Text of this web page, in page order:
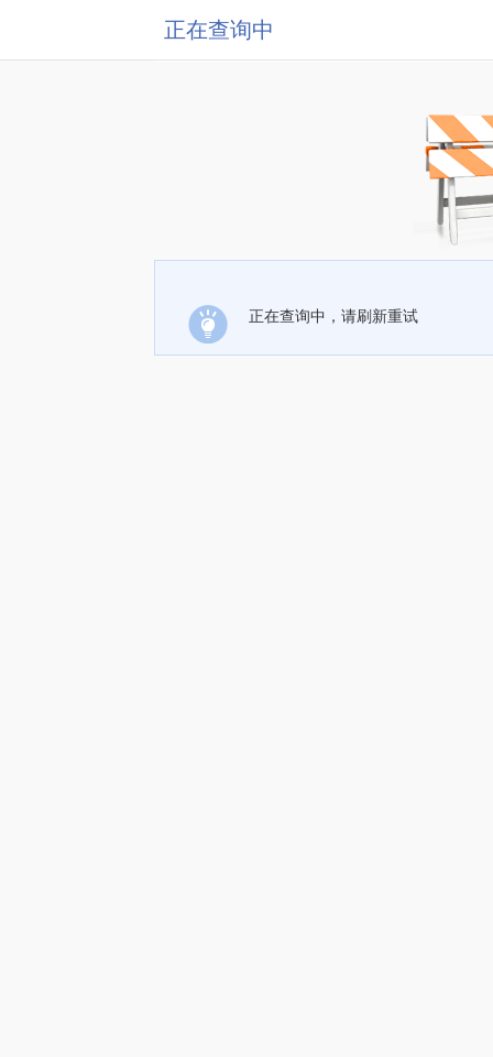
正在查询中
正在查询中，请刷新重试